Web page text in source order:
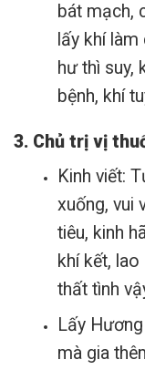
bát mạch,
lấy khí
hư thì suy,
bệnh, khí
3. Chủ trị vị
Kinh viết:
xuống, vui
tiêu, kinh
khí kết,
thất tình
Lấy
mà gia